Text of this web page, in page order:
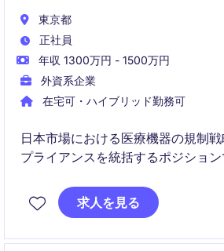
東京都
正社員
年収 1300万円 - 1500万円
外資系企業
在宅可・ハイブリッド勤務可
日本市場における医療機器の規制
プライアンスを統括するポジショ
活動をリードします。
求人を見る